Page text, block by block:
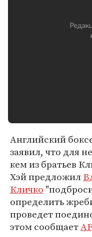
Английский
заявил, что для
кем из братьев
Хэй предложил
Кличко
определить
проведет
этом сообщает